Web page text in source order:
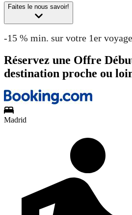
Faites le nous savoir!
-15 % min. sur votre 1er
Réservez une Offre
destination proche ou
Madrid